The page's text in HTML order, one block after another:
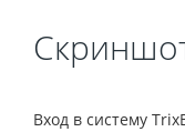
Вход в систему